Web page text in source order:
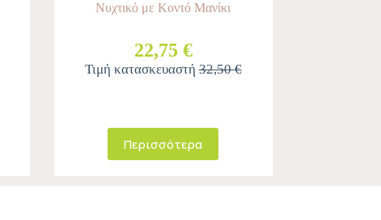
Νυχτικό με Κοντό Μανίκι
22,75 €
Τιμή κατασκευαστή32,50 €
Περισσότερα